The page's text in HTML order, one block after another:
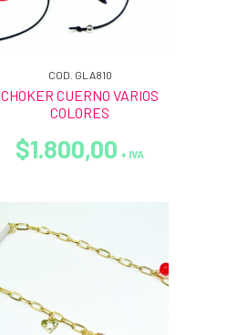
COD. GLA810
CHOKER CUERNO VARIOS
COLORES
$1.800,00 + IVA